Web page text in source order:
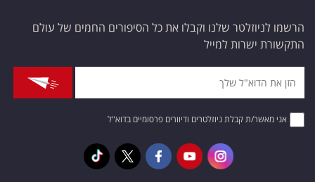
הרשמו לניוזלטר שלנו וקבלו את כל הסיפורים החמים של עולם
התקשורת ישרות למייל
אני מאשר/ת קבלת ניוזלטרים ודיוורים פרסומיים בדוא"ל